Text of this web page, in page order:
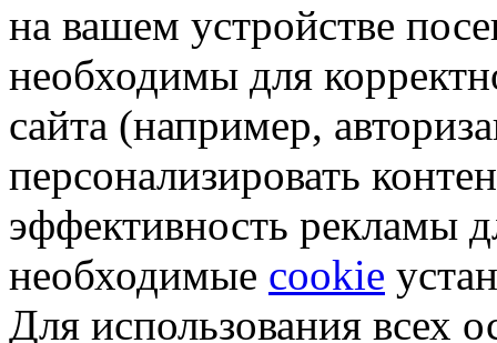
на вашем устройстве
необходимы для
сайта (например,
персонализировать
эффективность рекламы
необходимые cookie
Для использования всех